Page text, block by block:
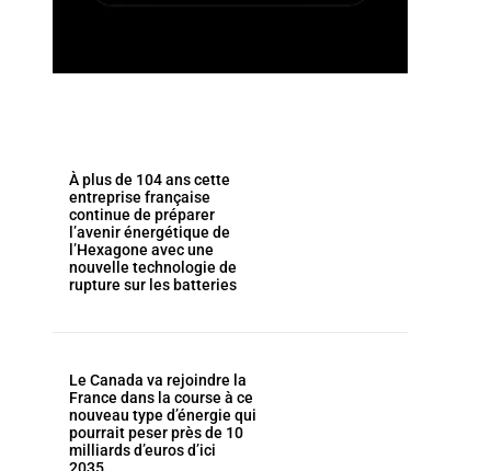
À plus de 104 ans cette
entreprise française
continue de préparer
l’avenir énergétique de
l’Hexagone avec une
nouvelle technologie de
rupture sur les batteries
Le Canada va rejoindre la
France dans la course à ce
nouveau type d’énergie qui
pourrait peser près de 10
milliards d’euros d’ici